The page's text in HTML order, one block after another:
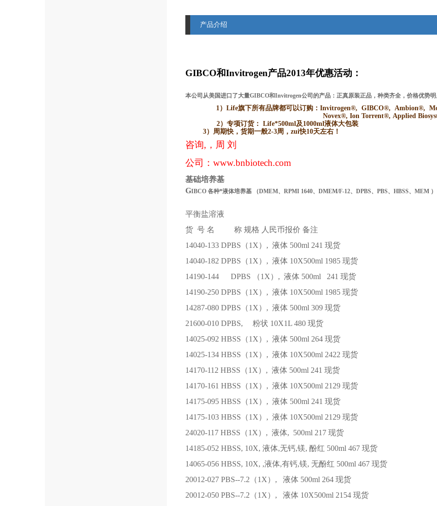
产品介绍
GIBCO和Invitrogen产品2013年优惠活动：
本公司从美国进口了大量GIBCO和Invitrogen公司的产品：正真原装正品，种类齐全，价格优势
1）Life旗下所有品牌都可以订购：Invitrogen®, GIBCO®, Ambion®,
Novex®, Ion Torrent®, Applied
2） 专项订货： Life*500ml及1000ml液体大包装
3） 周期快，货期一般2-3周，zui快10天左右！
咨询,，周 刘
公司： www.bnbiotech.com
基础培养基
GIBCO 各种*液体培养基 （DMEM、RPMI 1640、DMEM/F-12、DPBS、PBS、HBSS、MEM ）
平衡盐溶液
货 号 名 称 规格 人民币报价 备注
14040-133 DPBS（1X）, 液体 500ml 241 现货
14040-182 DPBS（1X）, 液体 10X500ml 1985 现货
14190-144
DPBS （1X）, 液体 500ml 241 现货
14190-250 DPBS（1X）, 液体 10X500ml 1985 现货
14287-080 DPBS（1X）, 液体 500ml 309 现货
21600-010 DPBS, 粉状 10X1L 480 现货
14025-092 HBSS（1X）, 液体 500ml 264 现货
14025-134 HBSS（1X）, 液体 10X500ml 2422 现货
14170-112 HBSS（1X）, 液体 500ml 241 现货
14170-161 HBSS（1X）, 液体 10X500ml 2129 现货
14175-095 HBSS（1X）, 液体 500ml 241 现货
14175-103 HBSS（1X）, 液体 10X500ml 2129 现货
24020-117 HBSS（1X）, 液体, 500ml 217 现货
14185-052 HBSS, 10X, 液体,无钙,镁, 酚红 500ml 467 现货
14065-056 HBSS, 10X, ,液体,有钙,镁, 无酚红 500ml 467 现货
20012-027 PBS--7.2（1X）, 液体 500ml 264 现货
20012-050 PBS--7.2（1X）, 液体 10X500ml 2154 现货